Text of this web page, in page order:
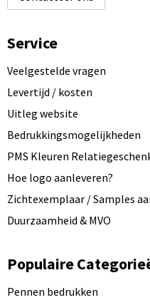
Service
Veelgestelde vragen
Levertijd / kosten
Uitleg website
Bedrukkingsmogelijkheden
PMS Kleuren
Hoe logo aanleveren?
Zichtexemplaar / Samples
Duurzaamheid & MVO
Populaire
Pennen bedrukken